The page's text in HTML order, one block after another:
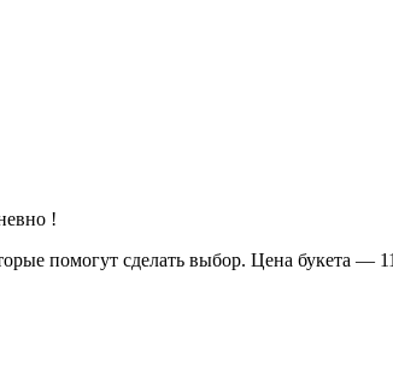
!
помогут сделать выбор. Цена букета —